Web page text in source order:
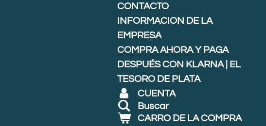
CONTACTO
INFORMACION DE LA
EMPRESA
COMPRA AHORA Y PAGA
DESPUÉS CON KLARNA | EL
TESORO DE PLATA
CUENTA
Buscar
CARRO DE LA COMPRA